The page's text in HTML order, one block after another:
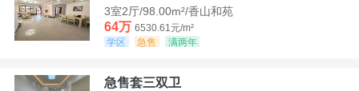
3室2厅/98.00m²/香山和苑
64万 6530.61元/m²
学区
急售 满两年
急售套三双卫